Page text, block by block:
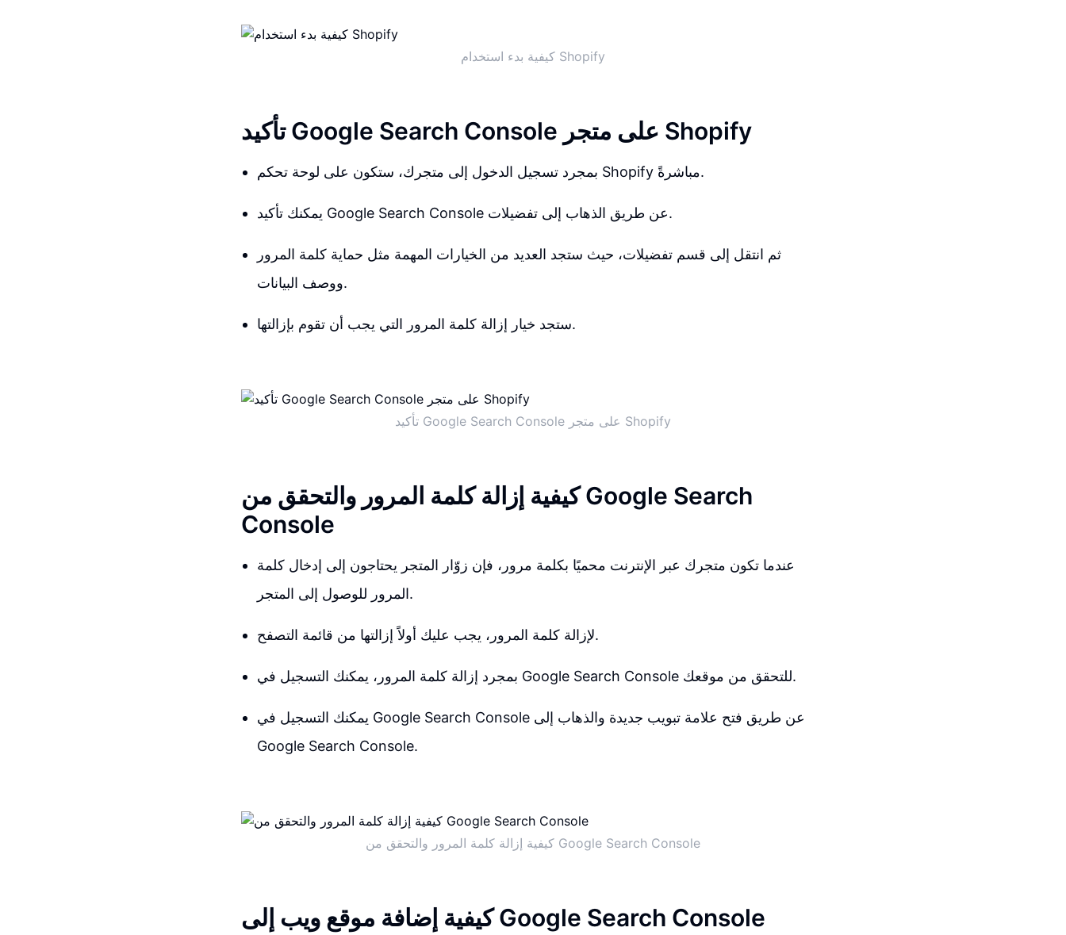
كيفية بدء استخدام Shopify
تأكيد Google Search Console على متجر Shopify
بمجرد تسجيل الدخول إلى متجرك، ستكون على لوحة تحكم Shopify مباشرةً.
يمكنك تأكيد Google Search Console عن طريق الذهاب إلى تفضيلات.
ثم انتقل إلى قسم تفضيلات، حيث ستجد العديد من الخيارات المهمة مثل حماية كلمة المرور
ووصف البيانات.
ستجد خيار إزالة كلمة المرور التي يجب أن تقوم بإزالتها.
تأكيد Google Search Console على متجر Shopify
كيفية إزالة كلمة المرور والتحقق من Google Search
Console
عندما تكون متجرك عبر الإنترنت محميًا بكلمة مرور، فإن زوّار المتجر يحتاجون إلى إدخال كلمة
المرور للوصول إلى المتجر.
لإزالة كلمة المرور، يجب عليك أولاً إزالتها من قائمة التصفح.
بمجرد إزالة كلمة المرور، يمكنك التسجيل في Google Search Console للتحقق من موقعك.
يمكنك التسجيل في Google Search Console عن طريق فتح علامة تبويب جديدة والذهاب إلى
Google Search Console.
كيفية إزالة كلمة المرور والتحقق من Google Search Console
كيفية إضافة موقع ويب إلى Google Search Console